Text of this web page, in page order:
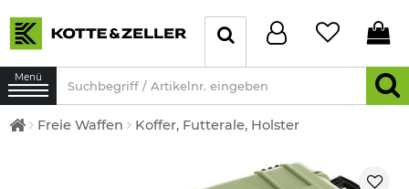
Menü
Freie Waffen Koffer, Futterale, Holster